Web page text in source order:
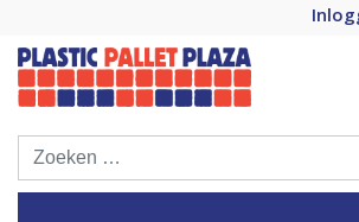
Plastic Pallet Plaza
Plastic Pallets Plaza, de nummer 1 in
Europa!